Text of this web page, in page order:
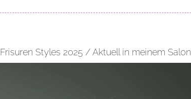
Frisuren Styles 2025 / Aktuell in meinem Salon